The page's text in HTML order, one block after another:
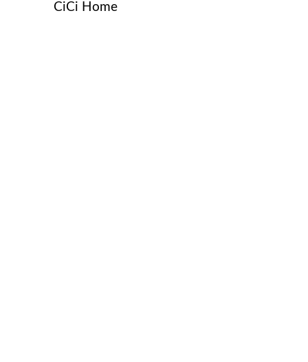
CiCi Home